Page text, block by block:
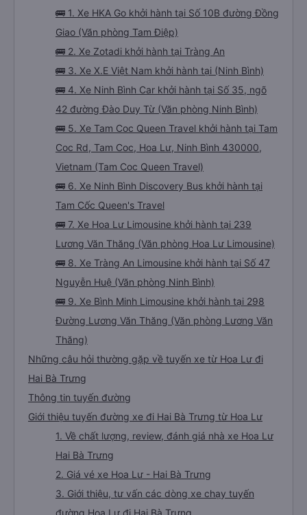
🚌 1. Xe HKA Go khởi hành tại Số 10B đường Đồng
Giao (Văn phòng Tam Điệp)
🚌 2. Xe Zotadi khởi hành tại Tràng An
🚌 3. Xe X.E Việt Nam khởi hành tại (Ninh Bình)
🚌 4. Xe Ninh Bình Car khởi hành tại Số 35, ngõ
42 đường Đào Duy Từ (Văn phòng Ninh Bình)
🚌 5. Xe Tam Coc Queen Travel khởi hành tại Tam
Coc Rd, Tam Coc, Hoa Lư, Ninh Bình 430000,
Vietnam (Tam Coc Queen Travel)
🚌 6. Xe Ninh Bình Discovery Bus khởi hành tại
Tam Cốc Queen's Travel
🚌 7. Xe Hoa Lư Limousine khởi hành tại 239
Lương Văn Thăng (Văn phòng Hoa Lư Limousine)
🚌 8. Xe Tràng An Limousine khởi hành tại Số 47
Nguyễn Huệ (Văn phòng Ninh Bình)
🚌 9. Xe Bình Minh Limousine khởi hành tại 298
Đường Lương Văn Thăng (Văn phòng Lương Văn
Thăng)
Những câu hỏi thường gặp về tuyến xe từ Hoa Lư đi
Hai Bà Trưng
Thông tin tuyến đường
Giới thiệu tuyến đường xe đi Hai Bà Trưng từ Hoa Lư
1. Về chất lượng, review, đánh giá nhà xe Hoa Lư
Hai Bà Trưng
2. Giá vé xe Hoa Lư - Hai Bà Trưng
3. Giới thiệu, tư vấn các dòng xe chạy tuyến
đường Hoa Lư đi Hai Bà Trưng